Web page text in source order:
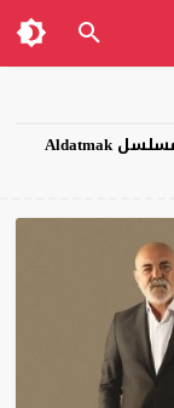
جميع حلقات مسلسل الخيانة مترجمة للعربية ، مسلسل Aldatmak